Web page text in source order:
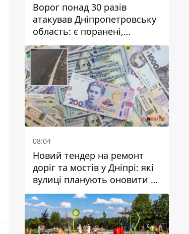
Ворог понад 30 разів
атакував Дніпропетровську
область: є поранені,
пошкоджені ліцей, будинки
та підприємства
08:04
Новий тендер на ремонт
доріг та мостів у Дніпрі: які
вулиці планують оновити та
скільки десятків мільйонів
гривень на це хочуть
витратити